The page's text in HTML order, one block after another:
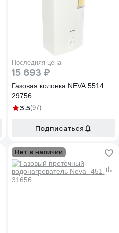
Последняя цена
15 693 ₽
Газовая колонка NEVA 5514
29756
3.5(97)
Подписаться
Нет в наличии